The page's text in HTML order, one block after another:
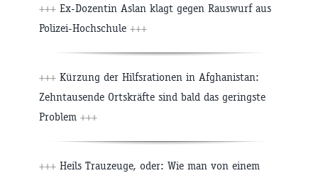
+++ Ex-Dozentin Aslan klagt gegen Rauswurf aus
Polizei-Hochschule +++
+++ Kürzung der Hilfsrationen in Afghanistan:
Zehntausende Ortskräfte sind bald das geringste
Problem +++
+++ Heils Trauzeuge, oder: Wie man von einem